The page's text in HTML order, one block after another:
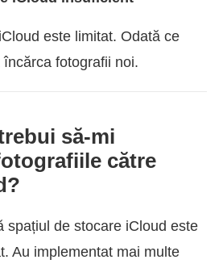
este limitat. Odată ce
fotografii noi.
să-mi
către
spațiul de stocare iCloud este
Au implementat mai multe